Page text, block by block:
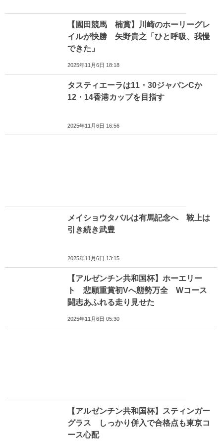
【園田競馬 楠賞】川崎のホーリーグレ
イルが快勝 矢野貴之「ひと呼吸、我慢
できた」
2025年11月6日 18:18
タスティエーラは11・30ジャパンCか
12・14香港カップを目指す
2025年11月6日 16:56
メイショウタバルは有馬記念へ 鞍上は
引き続き武豊
2025年11月6日 13:15
【アルゼンチン共和国杯】ホーエリー
ト 悲願重賞初Vへ態勢万全 Wコース
闘志あふれる走り見せた
2025年11月6日 05:30
【アルゼンチン共和国杯】スティンガー
グラス しっかり併入で合格点も東京コ
ース心配